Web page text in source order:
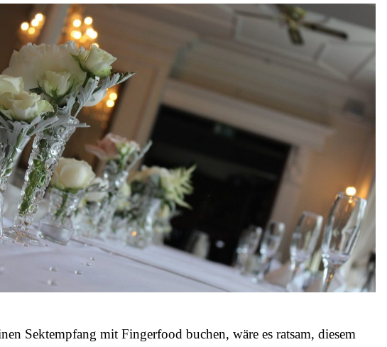
Sektempfang mit Fingerfood buchen, wäre es ratsam, diesem